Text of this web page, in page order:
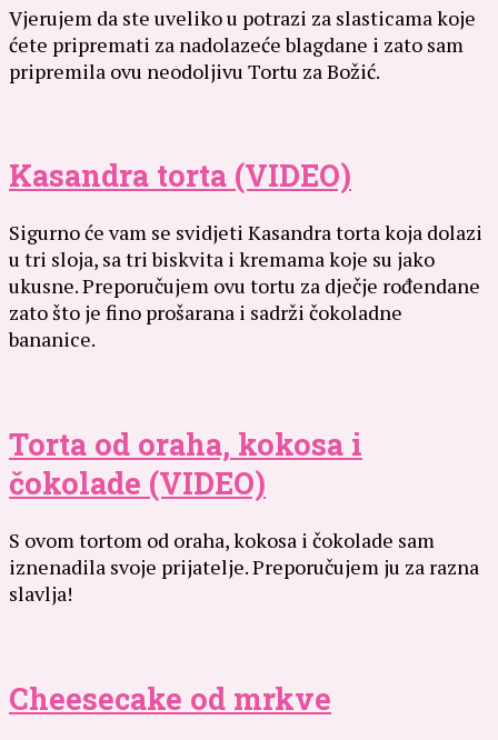
Vjerujem da ste uveliko u potrazi za slasticama koje
ćete pripremati za nadolazeće blagdane i zato sam
pripremila ovu neodoljivu Tortu za Božić.
Kasandra torta (VIDEO)
Sigurno će vam se svidjeti Kasandra torta koja dolazi
u tri sloja, sa tri biskvita i kremama koje su jako
ukusne. Preporučujem ovu tortu za dječje rođendane
zato što je fino prošarana i sadrži čokoladne
bananice.
Torta od oraha, kokosa i
čokolade (VIDEO)
S ovom tortom od oraha, kokosa i čokolade sam
iznenadila svoje prijatelje. Preporučujem ju za razna
slavlja!
Cheesecake od mrkve